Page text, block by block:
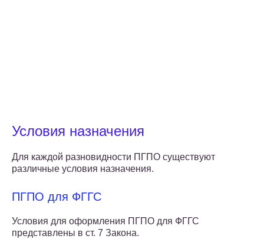
Условия назначения
Для каждой разновидности ПГПО существуют
различные условия назначения.
ПГПО для ФГГС
Условия для оформления ПГПО для ФГГС
представлены в ст. 7 Закона.